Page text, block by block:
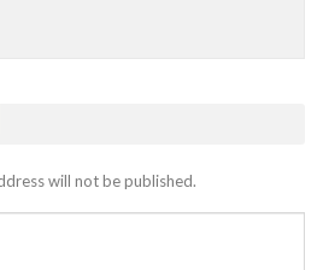
will not be published.